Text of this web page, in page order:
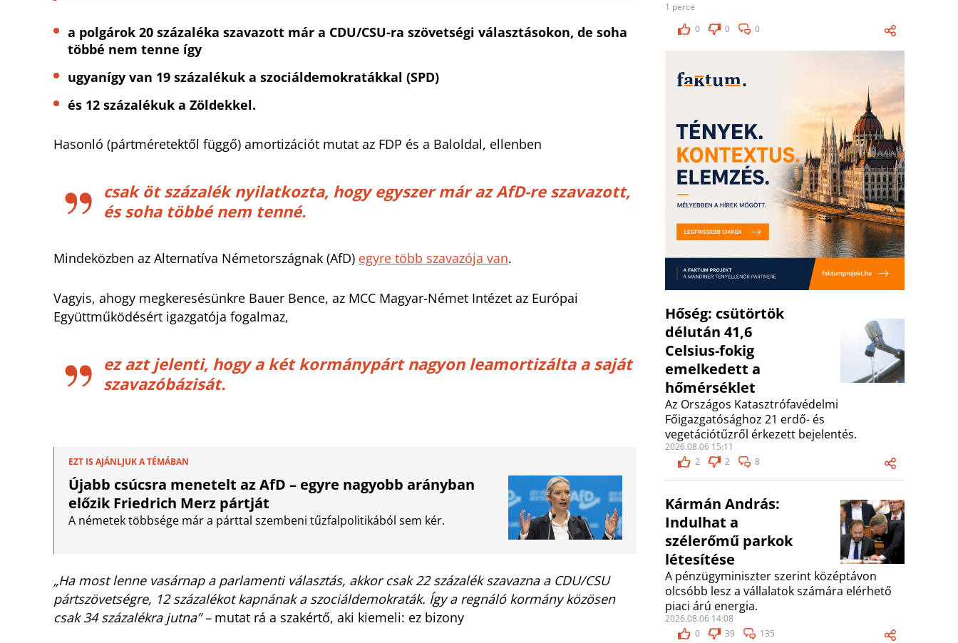
a polgárok 20 százaléka szavazott már a CDU/CSU-ra szövetségi választásokon, de soha
többé nem tenne így
ugyanígy van 19 százalékuk a szociáldemokratákkal (SPD)
és 12 százalékuk a Zöldekkel.
Hasonló (pártméretektől függő) amortizációt mutat az FDP és a Baloldal, ellenben
csak öt százalék nyilatkozta, hogy egyszer már az AfD-re szavazott,
és soha többé nem tenné.
Mindeközben az Alternatíva Németországnak (AfD) egyre több szavazója van.
Vagyis, ahogy megkeresésünkre Bauer Bence, az MCC Magyar-Német Intézet az Európai
Együttműködésért igazgatója fogalmaz,
ez azt jelenti, hogy a két kormánypárt nagyon leamortizálta a saját
szavazóbázisát.
EZT IS AJÁNLJUK A TÉMÁBAN
Újabb csúcsra menetelt az AfD – egyre nagyobb arányban
előzik Friedrich Merz pártját
A németek többsége már a párttal szembeni tűzfalpolitikából sem kér.
„Ha most lenne vasárnap a parlamenti választás, akkor csak 22 százalék szavazna a CDU/CSU
pártszövetségre, 12 százalékot kapnának a szociáldemokraták. Így a regnáló kormány közösen
csak 34 százalékra jutna” – mutat rá a szakértő, aki kiemeli: ez bizony
1 perce
0
0 0
Hőség: csütörtök
délután 41,6
Celsius-fokig
emelkedett a
hőmérséklet
Az Országos Katasztrófavédelmi
Főigazgatósághoz 21 erdő- és
vegetációtűzről érkezett bejelentés.
2026.08.06 15:11
2
2 8
Kármán András:
Indulhat a
szélerőmű parkok
létesítése
A pénzügyminiszter szerint középtávon
olcsóbb lesz a vállalatok számára elérhető
piaci árú energia.
2026.08.06 14:08
0
39 135